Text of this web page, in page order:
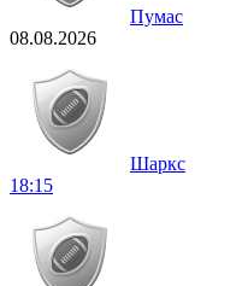
Пумас
08.08.2026
Шаркс
18:15